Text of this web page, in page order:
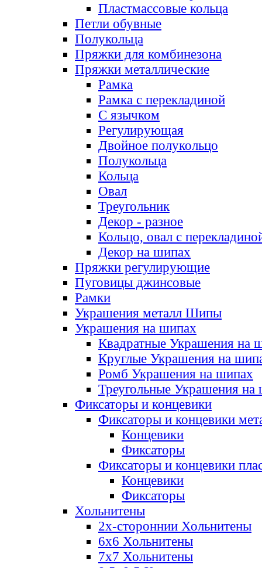
Пластмассовые кольца
Петли обувные
Полукольца
Пряжки для комбинезона
Пряжки металлические
Рамка
Рамка с перекладиной
С язычком
Регулирующая
Двойное полукольцо
Полукольца
Кольца
Овал
Треугольник
Декор - разное
Кольцо, овал с
Декор на шипах
Пряжки регулирующие
Пуговицы джинсовые
Рамки
Украшения металл Шипы
Украшения на шипах
Квадратные Украшения на
Круглые Украшения на
Ромб Украшения на шипах
Треугольные Украшения на
Фиксаторы и концевики
Фиксаторы и концевики
Концевики
Фиксаторы
Фиксаторы и концевики
Концевики
Фиксаторы
Хольнитены
2х-стороннии Хольнитены
6х6 Хольнитены
7х7 Хольнитены